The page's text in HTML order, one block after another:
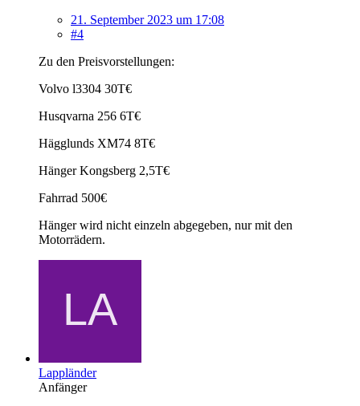
21. September 2023 um 17:08
#4
Zu den Preisvorstellungen:
Volvo l3304 30T€
Husqvarna 256 6T€
Hägglunds XM74 8T€
Hänger Kongsberg 2,5T€
Fahrrad 500€
Hänger wird nicht einzeln abgegeben, nur mit den
Motorrädern.
Lappländer
Anfänger